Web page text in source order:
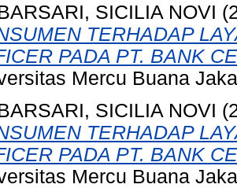
SICILIA NOVI
TERHADAP
PADA PT. BANK
Mercu Buana
SICILIA NOVI
TERHADAP
PADA PT. BANK
Mercu Buana